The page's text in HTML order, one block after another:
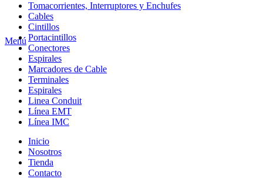
Menú
Tomacorrientes, Interruptores y Enchufes
Cables
Cintillos
Portacintillos
Conectores
Espirales
Marcadores de Cable
Terminales
Espirales
Linea Conduit
Línea EMT
Línea IMC
Inicio
Nosotros
Tienda
Contacto